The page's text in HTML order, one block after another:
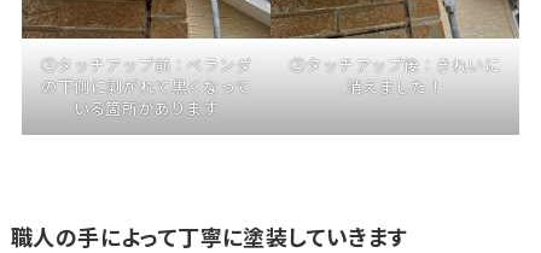
②タッチアップ前：ベランダ
の下側に剥がれて黒くなって
いる箇所があります
②タッチアップ後：きれいに
消えました！
職人の手によって丁寧に塗装していきます